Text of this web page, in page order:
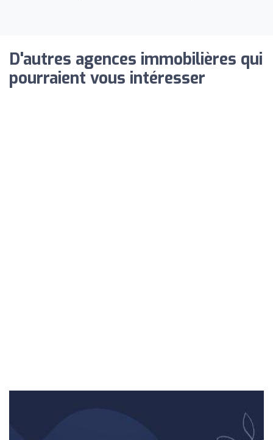
D'autres agences immobilières qui
pourraient vous intéresser